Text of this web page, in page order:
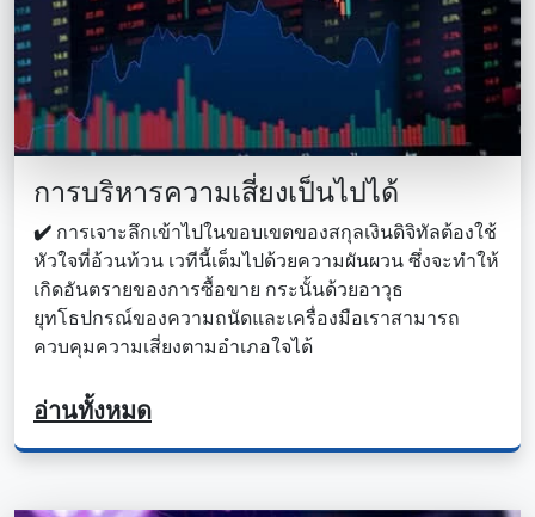
การบริหารความเสี่ยงเป็นไปได้
✔️ การเจาะลึกเข้าไปในขอบเขตของสกุลเงินดิจิทัลต้องใช้
หัวใจที่อ้วนท้วน เวทีนี้เต็มไปด้วยความผันผวน ซึ่งจะทําให้
เกิดอันตรายของการซื้อขาย กระนั้นด้วยอาวุธ
ยุทโธปกรณ์ของความถนัดและเครื่องมือเราสามารถ
ควบคุมความเสี่ยงตามอําเภอใจได้
อ่านทั้งหมด